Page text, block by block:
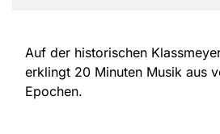
Auf der historischen
erklingt 20 Minuten Musik aus
Epochen.